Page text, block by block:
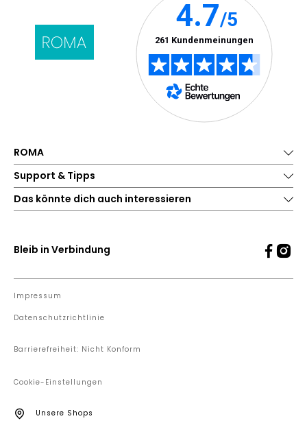
ROMA
Support & Tipps
Das könnte dich auch interessieren
Bleib in Verbindung
Impressum
Datenschutzrichtlinie
Barrierefreiheit: Nicht Konform
Cookie-Einstellungen
Unsere Shops